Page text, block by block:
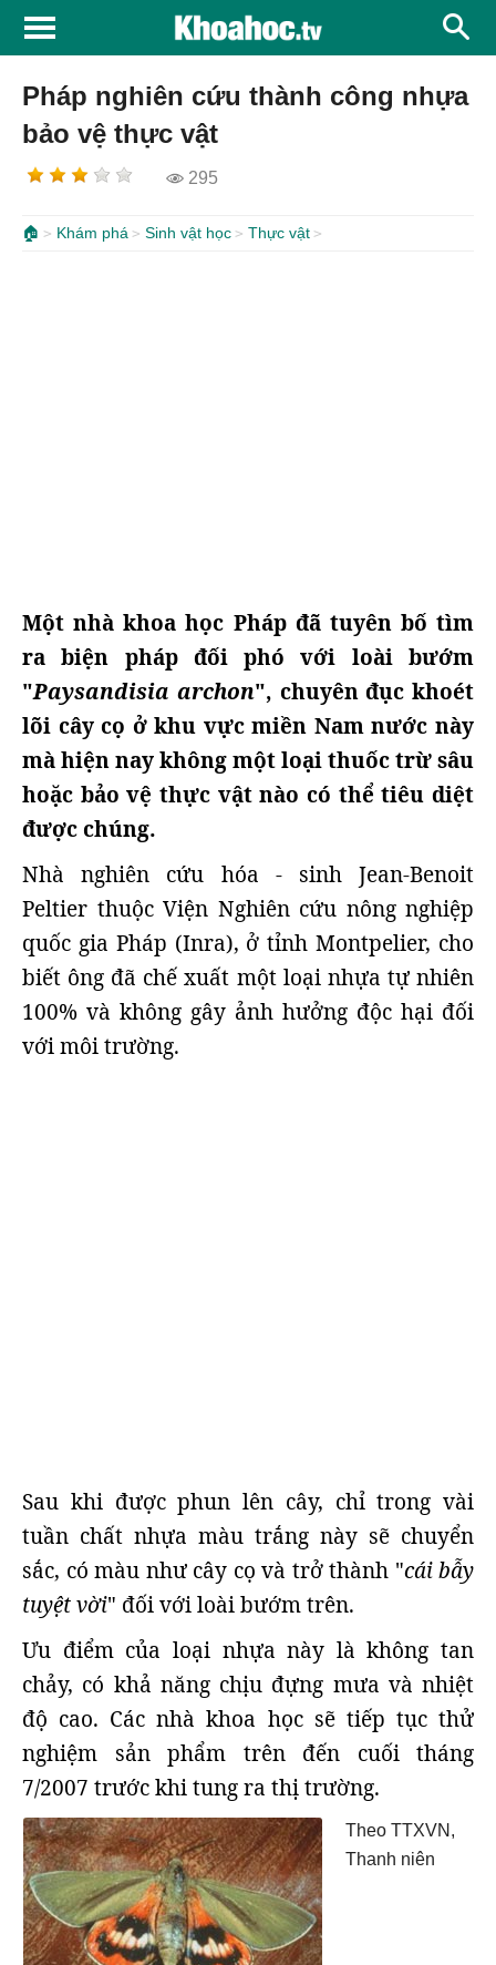
Pháp nghiên cứu thành công nhựa
bảo vệ thực vật
295
🏠 Khám phá Sinh vật học Thực vật
Một nhà khoa học Pháp đã tuyên bố tìm
ra biện pháp đối phó với loài bướm
"Paysandisia archon", chuyên đục khoét
lõi cây cọ ở khu vực miền Nam nước này
mà hiện nay không một loại thuốc trừ sâu
hoặc bảo vệ thực vật nào có thể tiêu diệt
được chúng.
Nhà nghiên cứu hóa - sinh Jean-Benoit
Peltier thuộc Viện Nghiên cứu nông nghiệp
quốc gia Pháp (Inra), ở tỉnh Montpelier, cho
biết ông đã chế xuất một loại nhựa tự nhiên
100% và không gây ảnh hưởng độc hại đối
với môi trường.
Sau khi được phun lên cây, chỉ trong vài
tuần chất nhựa màu trắng này sẽ chuyển
sắc, có màu như cây cọ và trở thành "cái bẫy
tuyệt vời" đối với loài bướm trên.
Ưu điểm của loại nhựa này là không tan
chảy, có khả năng chịu đựng mưa và nhiệt
độ cao. Các nhà khoa học sẽ tiếp tục thử
nghiệm sản phẩm trên đến cuối tháng
7/2007 trước khi tung ra thị trường.
Theo TTXVN,
Thanh niên